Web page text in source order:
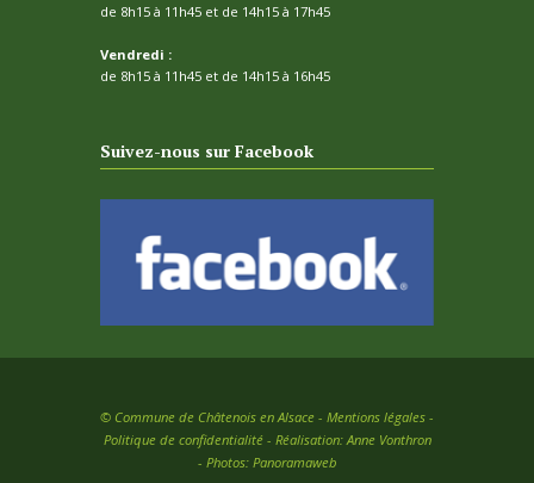
de 8h15 à 11h45 et de 14h15 à 17h45
Vendredi :
de 8h15 à 11h45 et de 14h15 à 16h45
Suivez-nous sur Facebook
© Commune de Châtenois en Alsace - Mentions légales -
Politique de confidentialité - Réalisation: Anne Vonthron
- Photos: Panoramaweb